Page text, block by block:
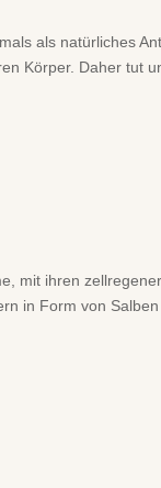
als natürliches
Körper. Daher tut
mit ihren
in Form von